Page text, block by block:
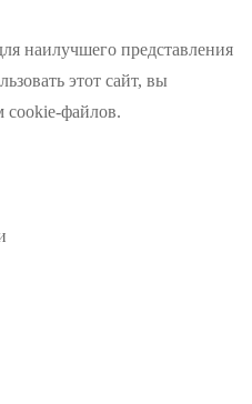
наилучшего представления
этот сайт, вы
cookie-файлов.